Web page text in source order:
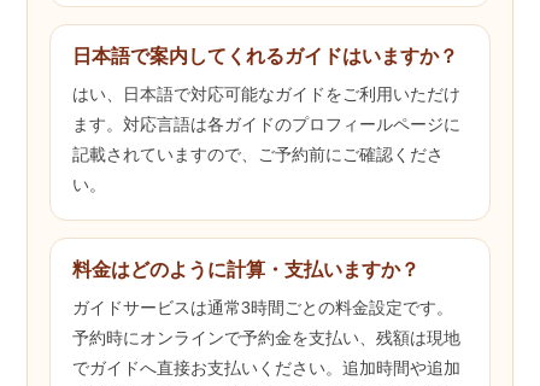
日本語で案内してくれるガイドはいますか？
はい、日本語で対応可能なガイドをご利用いただけ
ます。対応言語は各ガイドのプロフィールページに
記載されていますので、ご予約前にご確認くださ
い。
料金はどのように計算・支払いますか？
ガイドサービスは通常3時間ごとの料金設定です。
予約時にオンラインで予約金を支払い、残額は現地
でガイドへ直接お支払いください。追加時間や追加